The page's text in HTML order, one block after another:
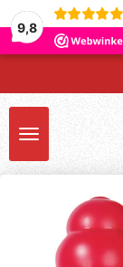
9,8